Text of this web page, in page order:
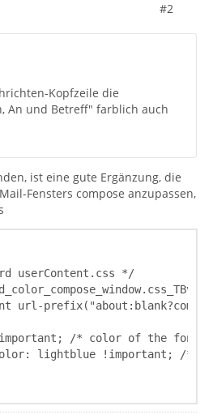
#2
Kopfzeile die
An und Betreff" farblich auch
ist eine gute Ergänzung, die
Fensters compose anzupassen,